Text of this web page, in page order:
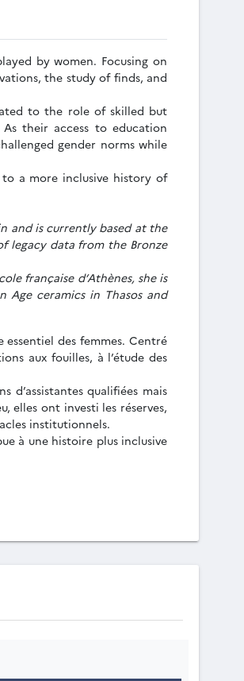
by women. Focusing on
the study of finds, and
to the role of skilled but
their access to education
gender norms while
a more inclusive history of
and is currently based at the
legacy data from the Bronze
française d’Athènes, she is
Age ceramics in Thasos and
essentiel des femmes. Centré
aux fouilles, à l’étude des
qualifiées mais
elles ont investi les réserves,
institutionnels.
à une histoire plus inclusive